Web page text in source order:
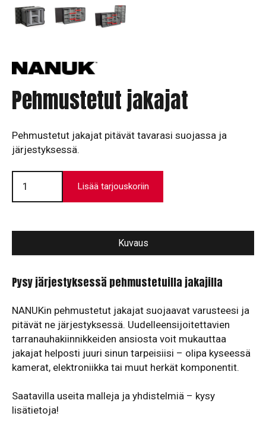
Pehmustetut jakajat
Pehmustetut jakajat pitävät tavarasi suojassa ja
järjestyksessä.
Pehmustetut
jakajat
määrä
Lisää tarjouskoriin
Kuvaus
Pysy järjestyksessä pehmustetuilla jakajilla
NANUKin pehmustetut jakajat suojaavat varusteesi ja
pitävät ne järjestyksessä. Uudelleensijoitettavien
tarranauhakiinnikkeiden ansiosta voit mukauttaa
jakajat helposti juuri sinun tarpeisiisi – olipa kyseessä
kamerat, elektroniikka tai muut herkät komponentit.
Saatavilla useita malleja ja yhdistelmiä – kysy
lisätietoja!